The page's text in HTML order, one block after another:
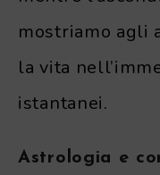
mostriamo agli
la vita
istantanei.
Astrologia e